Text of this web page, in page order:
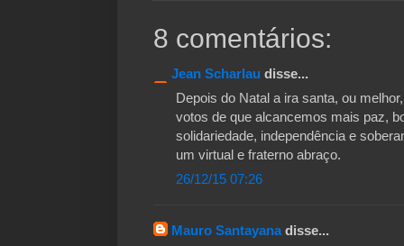
8 comentários:
Jean Scharlau disse...
Depois do Natal a ira santa, ou
votos de que alcancemos mais paz,
solidariedade, independência e
um virtual e fraterno abraço.
26/12/15 07:26
Mauro Santayanadisse...